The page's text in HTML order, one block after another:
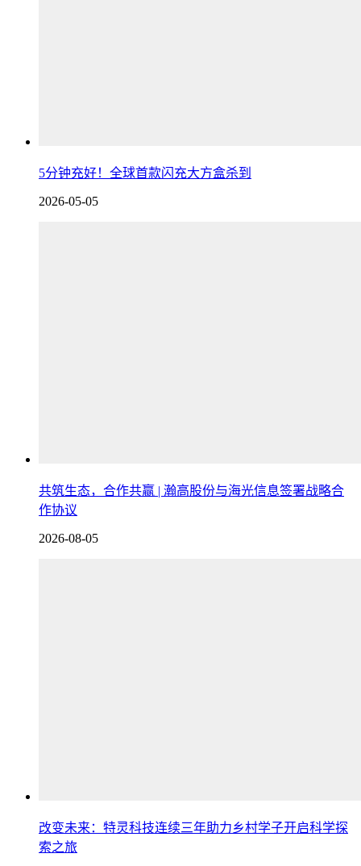
5分钟充好！全球首款闪充大方盒杀到
2026-05-05
共筑生态，合作共赢 | 瀚高股份与海光信息签署战略合
作协议
2026-08-05
改变未来：特灵科技连续三年助力乡村学子开启科学探
索之旅